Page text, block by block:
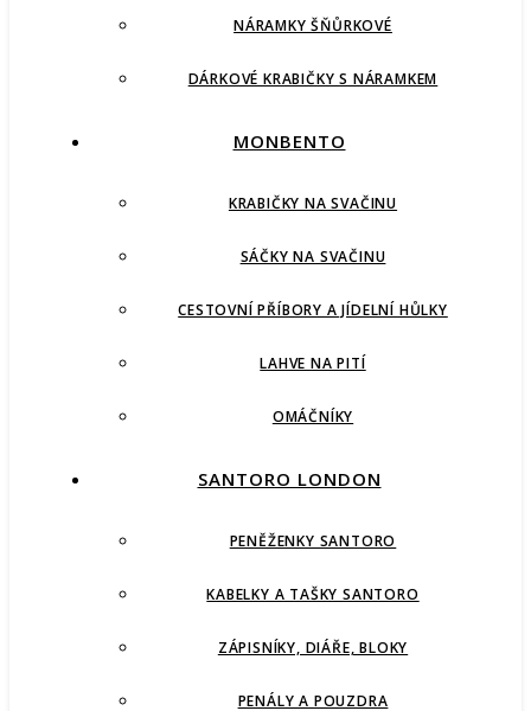
NÁRAMKY ŠŇŮRKOVÉ
DÁRKOVÉ KRABIČKY S NÁRAMKEM
MONBENTO
KRABIČKY NA SVAČINU
SÁČKY NA SVAČINU
CESTOVNÍ PŘÍBORY A JÍDELNÍ HŮLKY
LAHVE NA PITÍ
OMÁČNÍKY
SANTORO LONDON
PENĚŽENKY SANTORO
KABELKY A TAŠKY SANTORO
ZÁPISNÍKY, DIÁŘE, BLOKY
PENÁLY A POUZDRA